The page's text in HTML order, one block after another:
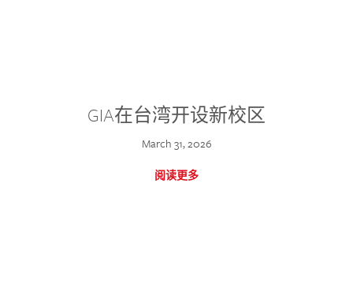
GIA在台湾开设新校区
March 31, 2026
阅读更多